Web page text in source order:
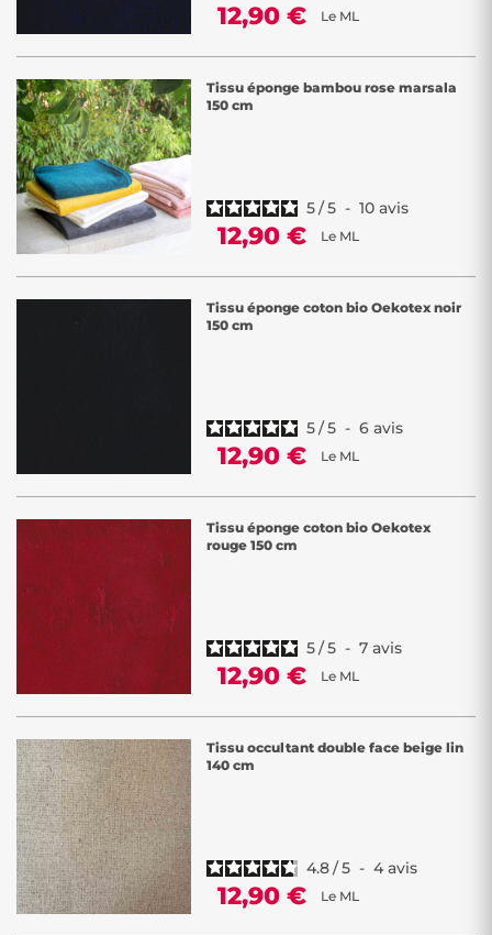
12,90 € Le ML
Tissu éponge bambou rose marsala
150 cm
5/5 - 10 avis
12,90 € Le ML
Tissu éponge coton bio Oekotex noir
150 cm
5/5 - 6 avis
12,90 € Le ML
Tissu éponge coton bio Oekotex
rouge 150 cm
5/5 - 7 avis
12,90 € Le ML
Tissu occultant double face beige lin
140 cm
4.8/5 - 4 avis
12,90 € Le ML